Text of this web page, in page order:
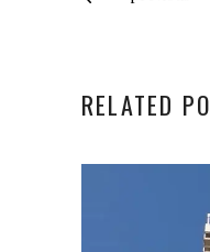
RELATED